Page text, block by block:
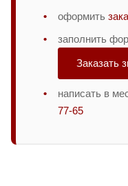
оформить
заполнить
Заказать
написать в
77-65